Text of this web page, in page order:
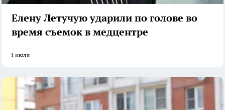
Елену Летучую ударили по голове во
время съемок в медцентре
1 июля